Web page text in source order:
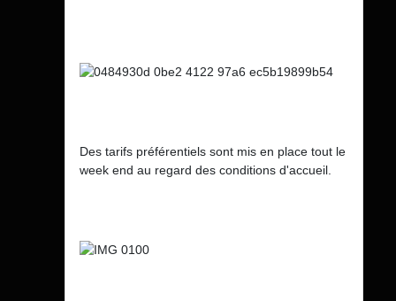
Des tarifs préférentiels sont mis en place tout le
week end au regard des conditions d'accueil.